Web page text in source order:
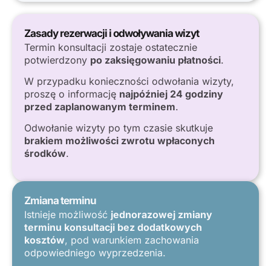
Zasady rezerwacji i odwoływania wizyt
Termin konsultacji zostaje ostatecznie
potwierdzony po zaksięgowaniu płatności.
W przypadku konieczności odwołania wizyty,
proszę o informację najpóźniej 24 godziny
przed zaplanowanym terminem.
Odwołanie wizyty po tym czasie skutkuje
brakiem możliwości zwrotu wpłaconych
środków.
Zmiana terminu
Istnieje możliwość jednorazowej zmiany
terminu konsultacji bez dodatkowych
kosztów, pod warunkiem zachowania
odpowiedniego wyprzedzenia.